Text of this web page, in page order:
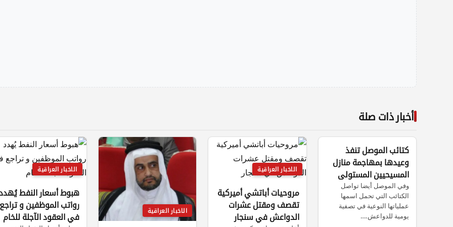
أخبار ذات صلة
كتائب الموصل تنفذ
وعيدها بمهاجمة منازل
المسيحيين المستولى
عليها في المدينة
وفي الموصل أيضا تواصل
الكتائب التي تحمل اسمها
عملياتها النوعية في تصفية
يومية للدواعش.…
الاخبار العراقية
مروحيات أباتشي أميركية
تقصف ومقتل عشرات
الدواعش في سنجار
الاخبار العراقية
الاخبار العراقية
هبوط أسعار النفط
رواتب الموظفين و
في العقود الآجلة للخام